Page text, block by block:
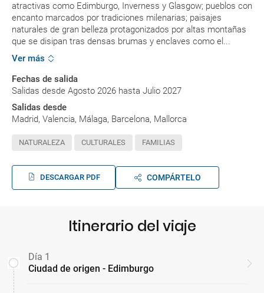
atractivas como Edimburgo, Inverness y Glasgow; pueblos con
encanto marcados por tradiciones milenarias; paisajes
naturales de gran belleza protagonizados por altas montañas
que se disipan tras densas brumas y enclaves como el...
Ver más
Fechas de salida
Salidas desde Agosto 2026 hasta Julio 2027
Salidas desde
Madrid, Valencia, Málaga, Barcelona, Mallorca
NATURALEZA CULTURALES FAMILIAS
DESCARGAR PDF COMPÁRTELO
Itinerario del viaje
Día 1
Ciudad de origen - Edimburgo